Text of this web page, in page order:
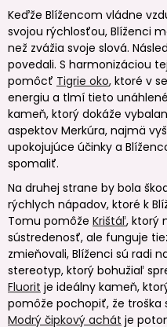
Keďže Blížencom vládne
svojou rýchlosťou, Blíženci
než zvážia svoje slová.
povedali. S harmonizáciou
pomôcť Tigrie oko, ktoré v
energiu a tlmí tieto
kameň, ktorý dokáže
aspektov Merkúra, najmä
upokojujúce účinky a
spomaliť.
Na druhej strane by bola
rýchlych nápadov, ktoré k
Tomu pomôže Krištáľ, ktorý
sústredenosť, ale funguje
zmieňovali, Blíženci sú radi
stereotyp, ktorý bohužiaľ
Fluorit je ideálny kameň,
pomôže pochopiť, že troška
Modrý čipkový achát je